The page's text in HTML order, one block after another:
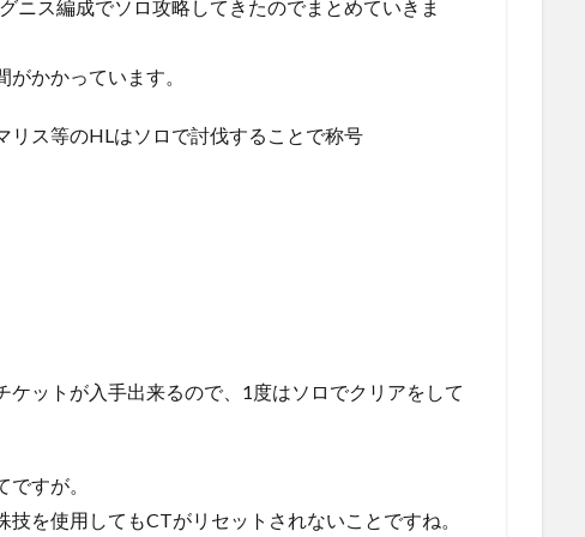
ニス編成でソロ攻略してきたのでまとめていきま
かかっています。
リス等のHLはソロで討伐することで称号
ケットが入手出来るので、1度はソロでクリアをして
すが。
を使用してもCTがリセットされないことですね。